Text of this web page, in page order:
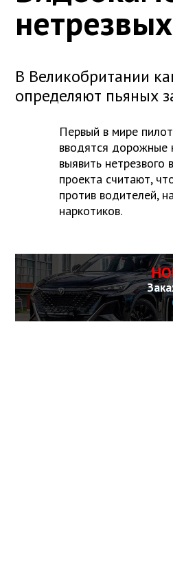
В Великобритании
определяют пьяных
Первый в мире
вводятся дорожные
выявить
проекта считают,
против водителей,
наркотиков.